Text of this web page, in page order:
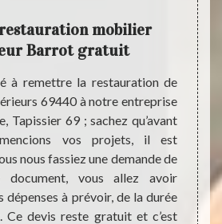
mobilier
Barrot gratuit
à remettre la restauration de
69440 à notre entreprise
Tapissier 69 ; sachez qu’avant
vos projets, il est
nous fassiez une demande de
document, vous allez avoir
dépenses à prévoir, de la durée
Ce devis reste gratuit et c’est
est
de
des